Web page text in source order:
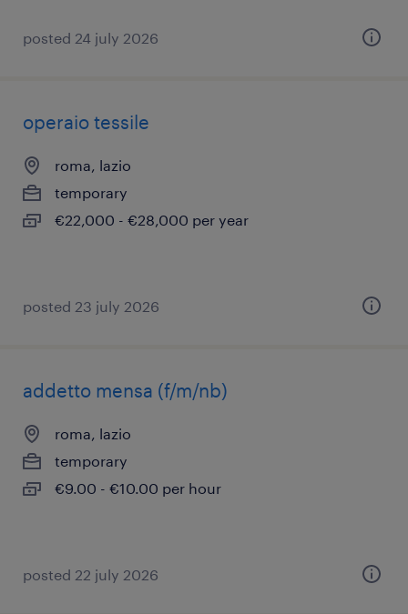
posted 24 july 2026
operaio tessile
roma, lazio
temporary
€22,000 - €28,000 per year
posted 23 july 2026
addetto mensa (f/m/nb)
roma, lazio
temporary
€9.00 - €10.00 per hour
posted 22 july 2026